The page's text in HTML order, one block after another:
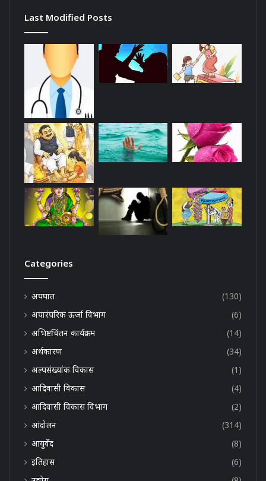
Last Modified Posts
Categories
अपघात
(130)
अपारंपरिक ऊर्जा विभाग
(6)
अभिष्टचिंतन कार्यक्रम
(14)
अर्थकारण
(34)
अल्पसंख्यांक विकास
(1)
आदिवासी विकास
(4)
आदिवासी विकास विभाग
(2)
आंदोलन
(314)
आयुर्वेद
(8)
इतिहास
(6)